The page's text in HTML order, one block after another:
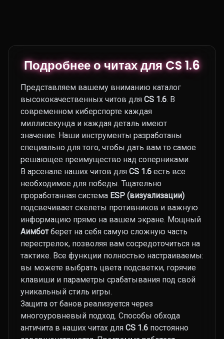
Подробнее о читах для CS 1.6
Представляем вашему вниманию каталог
высококачественных читов для CS 1.6. В
современном киберспорте каждая
миллисекунда и каждая деталь имеют
значение. Наши инструменты разработаны
специально для того, чтобы дать вам то самое
решающее преимущество над соперниками.
В арсенале наших читов для CS 1.6 есть все
необходимое для победы. Тщательно
проработанная система ESP (визуализации)
подсвечивает скелеты противников и важную
информацию прямо на вашем экране. Мощный
Аимботберет на себя самую сложную часть
перестрелок, позволяя вам сосредоточиться на
тактике. Все функции полностью настраиваемы:
вы можете выбрать цвета подсветки, горячие
клавиши и параметры срабатывания под свой
уникальный стиль игры.
Защита от банов реализуется через
многоуровневый подход. Способы обхода
античита в наших читах для CS 1.6 постоянно